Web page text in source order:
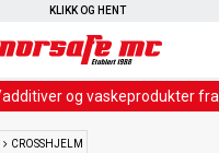
KLIKK OG HENT
og vaskeprodukter fra
CROSSHJELM